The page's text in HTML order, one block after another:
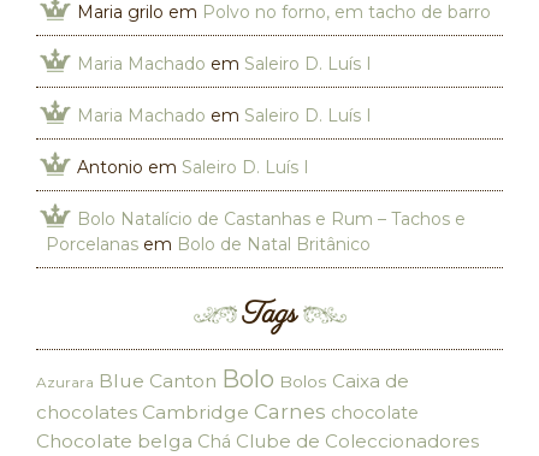
Maria grilo em Polvo no forno, em tacho de barro
Maria Machado em Saleiro D. Luís I
Maria Machado em Saleiro D. Luís I
Antonio em Saleiro D. Luís I
Bolo Natalício de Castanhas e Rum – Tachos e
Porcelanas em Bolo de Natal Britânico
Tags
Azurara Blue Canton Bolo Bolos Caixa de
chocolates Cambridge Carnes chocolate
Chocolate belga Chá Clube de Coleccionadores